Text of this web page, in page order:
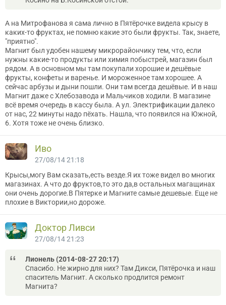
А на Митрофанова я сама лично в Пятёрочке видела крысу в
каких-то фруктах, не помню какие это были фрукты. Так, знаете,
"приятно".
Магнит был удобен нашему микрорайончику тем, что, если
нужны какие-то продукты или химия побыстрей, магазин был
рядом. А в основном мы там покупали хорошие и дешёвые
фрукты, конфеты и варенье. И мороженное там хорошее. А
сейчас арбузы и дыни пошли. Они там всегда дешёвые. И в наш
Магнит даже с Хлебозавода и Мальчиков ходили. В магазине
всё время очередь в кассу была. А ул. Электрификации далеко
от нас, 22 минуты надо пёхать. Нашла, что появился на Южной,
6. Хотя тоже не очень близко.
Иво
27/08/14 21:18
Крысы,могу Вам сказать,есть везде.Я их тоже видел во многих
магазинах. А что до фруктов,то это да,в остальных магащинах
они очень дорогие.В Пятерке и Магните самые дешевые. Еще не
плохие в Виктории,но дороже.
Доктор Ливси
27/08/14 21:23
Лионель (2014-08-27 20:17)
Спасибо. Не жирно для них? Там Дикси, Пятёрочка и наш
спаситель Магнит. А сколько продлится ремонт
Магнита?